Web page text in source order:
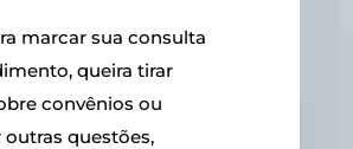
marcar sua consulta
queira tirar
convênios ou
questões,